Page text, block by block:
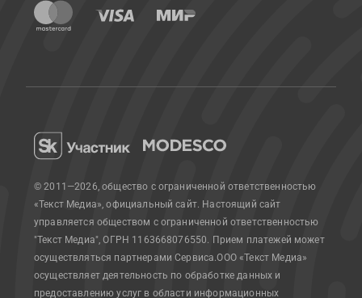
© 2011—2026, общество с ограниченной ответственностью
«Текст Медиа», официальный сайт. Настоящий сайт
управляется обществом с ограниченной ответственностью
"Текст Медиа", ОГРН 1163668076550. Прием платежей может
осуществляться партнерами Сервиса.ООО «Текст Медиа»
осуществляет деятельность по обработке данных и
предоставлению услуг в области информационных